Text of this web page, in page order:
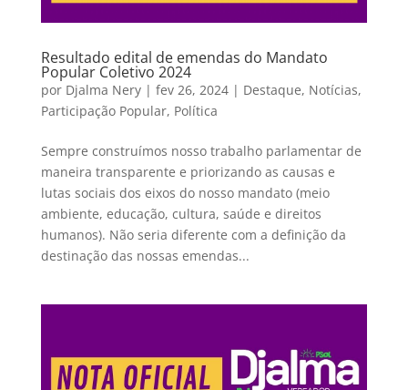
Resultado edital de emendas do Mandato
Popular Coletivo 2024
por Djalma Nery| fev 26, 2024| Destaque, Notícias,
Participação Popular, Política
Sempre construímos nosso trabalho parlamentar de
maneira transparente e priorizando as causas e
lutas sociais dos eixos do nosso mandato (meio
ambiente, educação, cultura, saúde e direitos
humanos). Não seria diferente com a definição da
destinação das nossas emendas...